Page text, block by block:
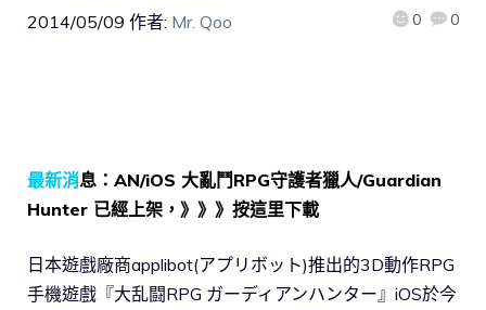
2014/05/09 作者: Mr. Qoo 0 0
最新消息：AN/iOS 大亂鬥RPG守護者獵人/Guardian
Hunter 已經上架，》》》按這里下載
日本遊戲廠商applibot(アプリボット)推出的3D動作RPG
手機遊戲『大乱闘RPG ガーディアンハンター』iOS於今